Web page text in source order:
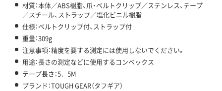
材質：本体／ABS樹脂、爪・ベルトクリップ／ステンレス、テープ
／スチール、ストラップ／塩化ビニル樹脂
仕様：ベルトクリップ付、ストラップ付
重量：309g
注意事項：精度を要する測定には使用しないでください。
用途：長さの測定などに使用するコンベックス
テープ長さ：5．5M
ブランド：TOUGH GEAR（タフギア）